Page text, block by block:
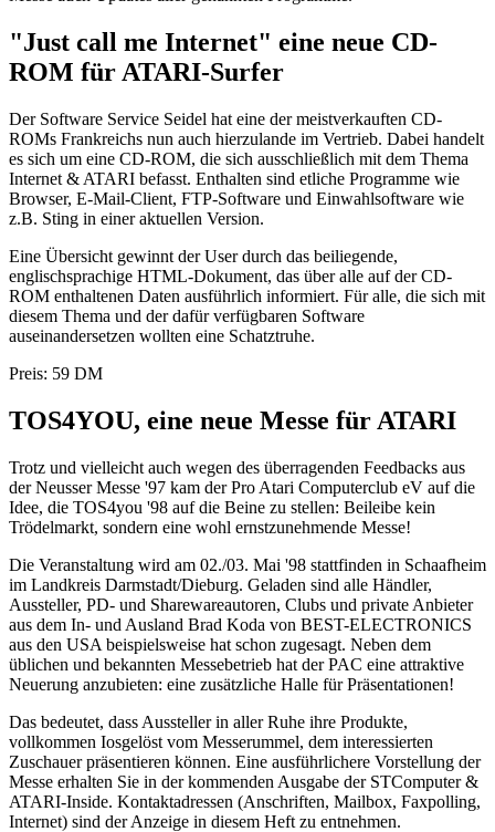
"Just call me Internet" eine neue CD-
ROM für ATARI-Surfer
Der Software Service Seidel hat eine der meistverkauften CD-
ROMs Frankreichs nun auch hierzulande im Vertrieb. Dabei handelt
es sich um eine CD-ROM, die sich ausschließlich mit dem Thema
Internet & ATARI befasst. Enthalten sind etliche Programme wie
Browser, E-Mail-Client, FTP-Software und Einwahlsoftware wie
z.B. Sting in einer aktuellen Version.
Eine Übersicht gewinnt der User durch das beiliegende,
englischsprachige HTML-Dokument, das über alle auf der CD-
ROM enthaltenen Daten ausführlich informiert. Für alle, die sich mit
diesem Thema und der dafür verfügbaren Software
auseinandersetzen wollten eine Schatztruhe.
Preis: 59 DM
TOS4YOU, eine neue Messe für ATARI
Trotz und vielleicht auch wegen des überragenden Feedbacks aus
der Neusser Messe '97 kam der Pro Atari Computerclub eV auf die
Idee, die TOS4you '98 auf die Beine zu stellen: Beileibe kein
Trödelmarkt, sondern eine wohl ernstzunehmende Messe!
Die Veranstaltung wird am 02./03. Mai '98 stattfinden in Schaafheim
im Landkreis Darmstadt/Dieburg. Geladen sind alle Händler,
Aussteller, PD- und Sharewareautoren, Clubs und private Anbieter
aus dem In- und Ausland Brad Koda von BEST-ELECTRONICS
aus den USA beispielsweise hat schon zugesagt. Neben dem
üblichen und bekannten Messebetrieb hat der PAC eine attraktive
Neuerung anzubieten: eine zusätzliche Halle für Präsentationen!
Das bedeutet, dass Aussteller in aller Ruhe ihre Produkte,
vollkommen Iosgelöst vom Messerummel, dem interessierten
Zuschauer präsentieren können. Eine ausführlichere Vorstellung der
Messe erhalten Sie in der kommenden Ausgabe der STComputer &
ATARI-Inside. Kontaktadressen (Anschriften, Mailbox, Faxpolling,
Internet) sind der Anzeige in diesem Heft zu entnehmen.